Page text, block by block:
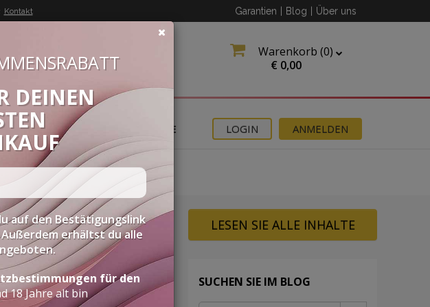
Kontakt Garantien Blog Über uns
Warenkorb (0)
€ 0,00
VITA
ZUBEHÖR ANGEBOTE ANMELDEN
LOGIN
LESEN SIE ALLE INHALTE
SUCHEN SIE IM BLOG
DEINEN
auf den Bestätigungslink
erhältst du alle
für den
18 Jahre alt bin